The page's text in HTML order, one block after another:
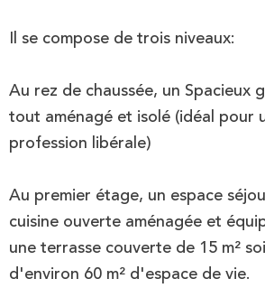
Il se compose de trois niveaux:
Au rez de chaussée, un Spacieux
tout aménagé et isolé (idéal pour
profession libérale)
Au premier étage, un espace
cuisine ouverte aménagée et
une terrasse couverte de 15 m²
d'environ 60 m² d'espace de vie.